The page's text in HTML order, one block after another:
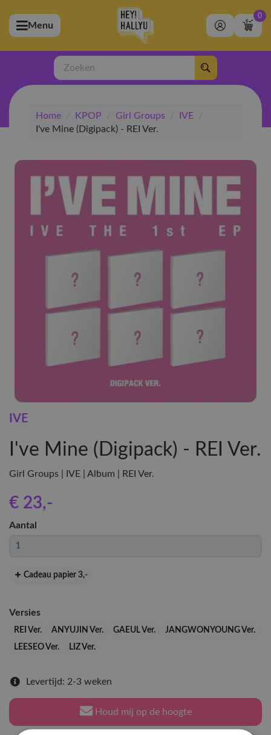
(Artiesten)
(Merchandise)
(Exclusive)
(Winkel)
Menu
0
Zoeken
Home / KPOP / Girl Groups / IVE
/
I've Mine (Digipack) - REI Ver.
IVE
I've Mine (Digipack) - REI Ver.
Girl Groups | IVE | Album | REI Ver.
€ 23,-
Aantal
Cadeau papier 3,-
Versies
REI Ver. ANYUJIN Ver. GAEUL Ver.
JANGWONYOUNG Ver.
LEESEO Ver.
LIZ Ver.
Levertijd: 2-3 weken
Houd mij op de hoogte